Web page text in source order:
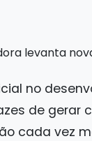
no
de gerar
cada vez